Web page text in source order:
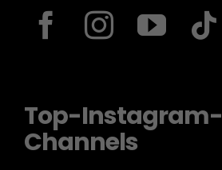
Top-Instagram-
Channels